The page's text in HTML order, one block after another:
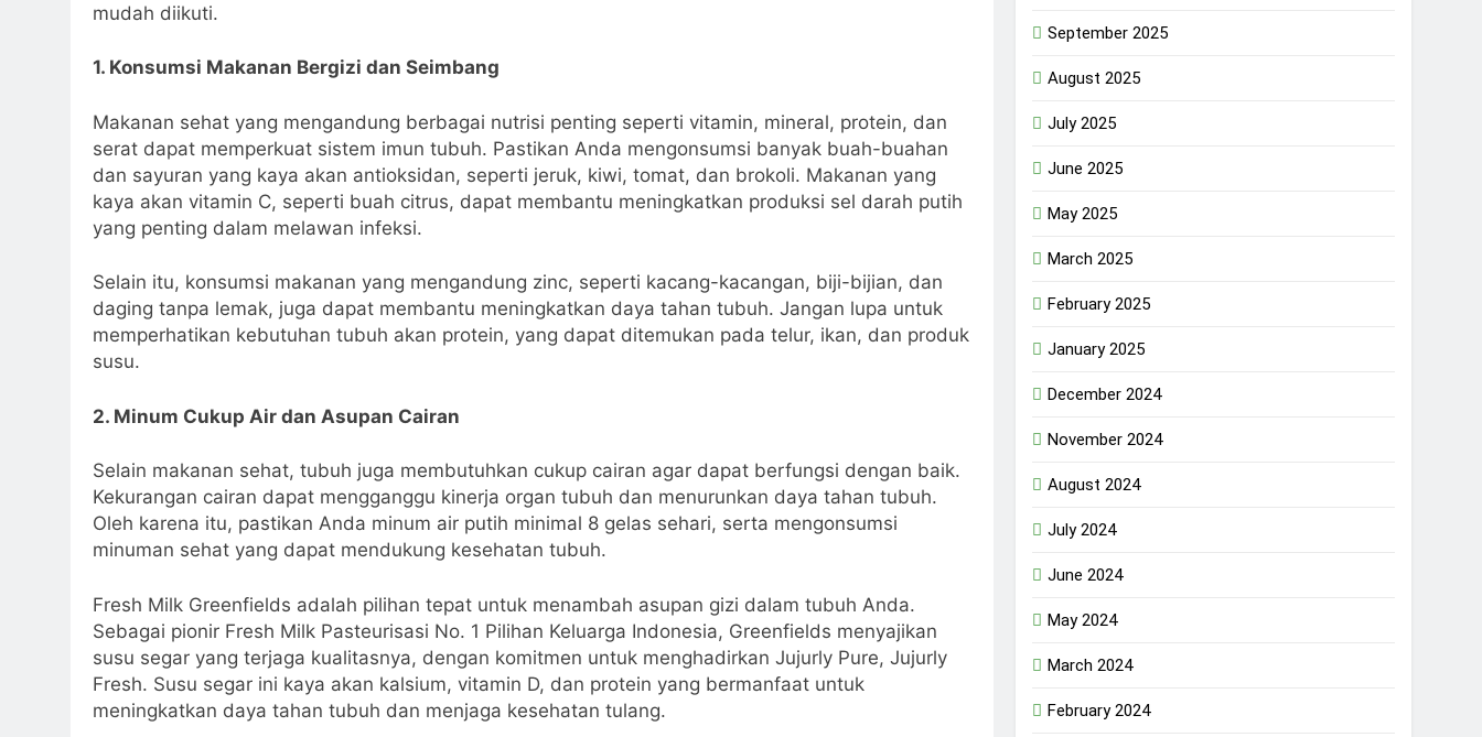
mudah diikuti.
1. Konsumsi Makanan Bergizi dan Seimbang
Makanan sehat yang mengandung berbagai nutrisi penting seperti vitamin, mineral, protein, dan
serat dapat memperkuat sistem imun tubuh. Pastikan Anda mengonsumsi banyak buah-buahan
dan sayuran yang kaya akan antioksidan, seperti jeruk, kiwi, tomat, dan brokoli. Makanan yang
kaya akan vitamin C, seperti buah citrus, dapat membantu meningkatkan produksi sel darah putih
yang penting dalam melawan infeksi.
Selain itu, konsumsi makanan yang mengandung zinc, seperti kacang-kacangan, biji-bijian, dan
daging tanpa lemak, juga dapat membantu meningkatkan daya tahan tubuh. Jangan lupa untuk
memperhatikan kebutuhan tubuh akan protein, yang dapat ditemukan pada telur, ikan, dan produk
susu.
2. Minum Cukup Air dan Asupan Cairan
Selain makanan sehat, tubuh juga membutuhkan cukup cairan agar dapat berfungsi dengan baik.
Kekurangan cairan dapat mengganggu kinerja organ tubuh dan menurunkan daya tahan tubuh.
Oleh karena itu, pastikan Anda minum air putih minimal 8 gelas sehari, serta mengonsumsi
minuman sehat yang dapat mendukung kesehatan tubuh.
Fresh Milk Greenfields adalah pilihan tepat untuk menambah asupan gizi dalam tubuh Anda.
Sebagai pionir Fresh Milk Pasteurisasi No. 1 Pilihan Keluarga Indonesia, Greenfields menyajikan
susu segar yang terjaga kualitasnya, dengan komitmen untuk menghadirkan Jujurly Pure, Jujurly
Fresh. Susu segar ini kaya akan kalsium, vitamin D, dan protein yang bermanfaat untuk
meningkatkan daya tahan tubuh dan menjaga kesehatan tulang.
September 2025
August 2025
July 2025
June 2025
May 2025
March 2025
February 2025
January 2025
December 2024
November 2024
August 2024
July 2024
June 2024
May 2024
March 2024
February 2024